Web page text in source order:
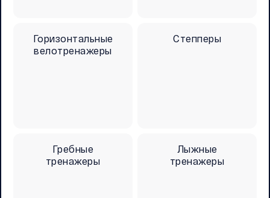
Горизонтальные
велотренажеры
Степперы
Гребные
тренажеры
Лыжные
тренажеры